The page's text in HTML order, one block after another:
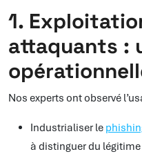
1.
attaquants :
Nos experts ont observé
Industrialiser le
à distinguer du légitime